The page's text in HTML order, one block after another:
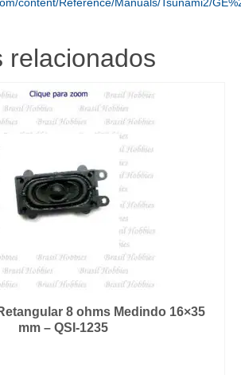
content/Reference/Manuals/Tsunami2/
relacionados
8 ohms Medindo 16×35
mm – QSI-1235